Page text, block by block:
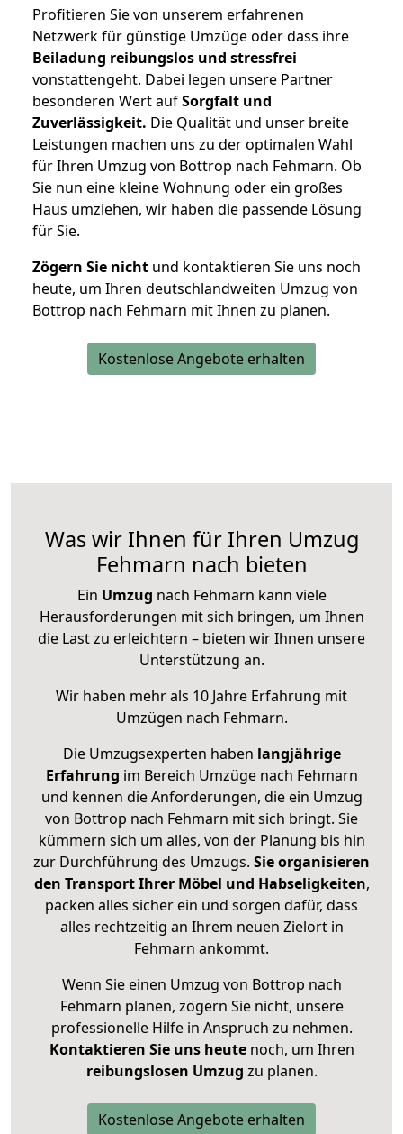
Profitieren Sie von unserem erfahrenen
Netzwerk für günstige Umzüge oder dass ihre
Beiladung reibungslos und stressfrei
vonstattengeht. Dabei legen unsere Partner
besonderen Wert aufSorgfalt und
Zuverlässigkeit. Die Qualität und unser breite
Leistungen machen uns zu der optimalen Wahl
für Ihren Umzug von Bottrop nach Fehmarn. Ob
Sie nun eine kleine Wohnung oder ein großes
Haus umziehen, wir haben die passende Lösung
für Sie.
Zögern Sie nicht und kontaktieren Sie uns noch
heute, um Ihren deutschlandweiten Umzug von
Bottrop nach Fehmarn mit Ihnen zu planen.
Kostenlose Angebote erhalten
Was wir Ihnen für Ihren Umzug
Fehmarn nach bieten
Ein Umzug nach Fehmarn kann viele
Herausforderungen mit sich bringen, um Ihnen
die Last zu erleichtern – bieten wir Ihnen unsere
Unterstützung an.
Wir haben mehr als 10 Jahre Erfahrung mit
Umzügen nach Fehmarn.
Die Umzugsexperten haben langjährige
Erfahrung im Bereich Umzüge nach Fehmarn
und kennen die Anforderungen, die ein Umzug
von Bottrop nach Fehmarn mit sich bringt. Sie
kümmern sich um alles, von der Planung bis hin
zur Durchführung des Umzugs. Sie organisieren
den Transport Ihrer Möbel und Habseligkeiten,
packen alles sicher ein und sorgen dafür, dass
alles rechtzeitig an Ihrem neuen Zielort in
Fehmarn ankommt.
Wenn Sie einen Umzug von Bottrop nach
Fehmarn planen, zögern Sie nicht, unsere
professionelle Hilfe in Anspruch zu nehmen.
Kontaktieren Sie uns heutenoch, um Ihren
reibungslosen Umzug zu planen.
Kostenlose Angebote erhalten